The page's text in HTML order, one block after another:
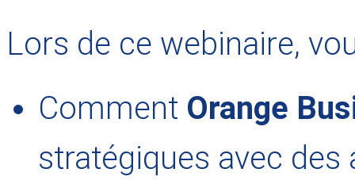
Lors de ce webinaire,
Comment Orange
stratégiques avec